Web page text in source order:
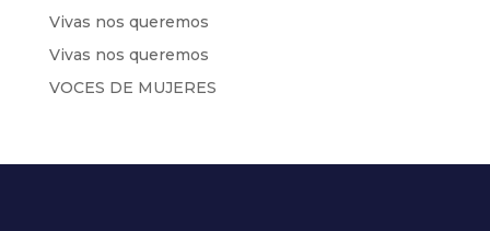
Vivas nos queremos
Vivas nos queremos
VOCES DE MUJERES